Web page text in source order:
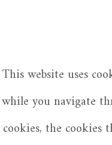
This website uses
while you navigate
cookies, the cookies